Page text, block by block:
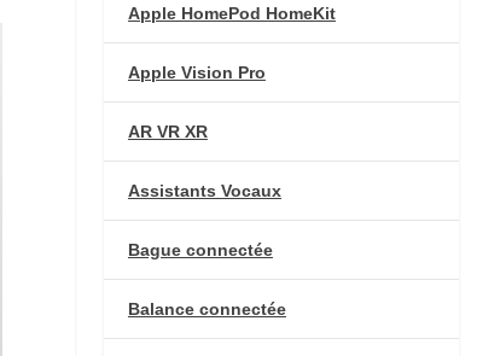
Apple HomePod HomeKit
Apple Vision Pro
AR VR XR
Assistants Vocaux
Bague connectée
Balance connectée